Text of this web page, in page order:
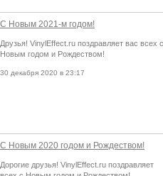
С Новым 2021-м годом!
Друзья! VinylEffect.ru поздравляет вас всех с
Новым годом и Рождеством!
30 декабря 2020 в 23:17
С Новым 2020 годом и Рождеством!
Дорогие друзья! VinylEffect.ru поздравляет